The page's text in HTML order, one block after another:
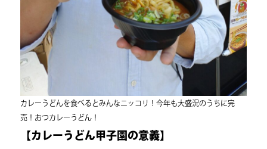
カレーうどんを食べるとみんなニッコリ！今年も大盛況のうちに完
売！おつカレーうどん！
【カレーうどん甲子園の意義】